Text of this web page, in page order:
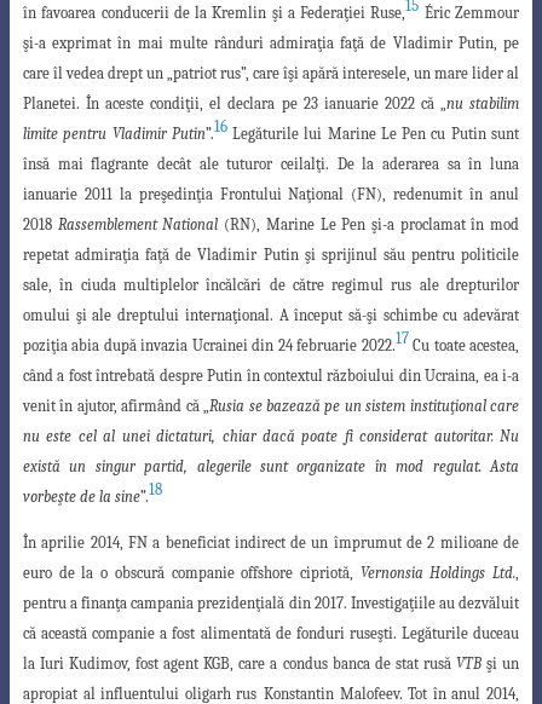
în favoarea conducerii de la Kremlin şi a Federaţiei Ruse,15 Éric Zemmour
şi-a exprimat în mai multe rânduri admiraţia faţă de Vladimir Putin, pe
care îl vedea drept un „patriot rus”, care îşi apără interesele, un mare lider al
Planetei.În aceste condiţii, el declara pe 23 ianuarie 2022 că „ nu stabilim
limite pentru Vladimir Putin”.16Legăturile lui Marine Le Pen cu Putin sunt
însă mai flagrante decât ale tuturor ceilalţi. De la aderarea sa în luna
ianuarie 2011 la preşedinţia Frontului Naţional (FN), redenumit în anul
2018 Rassemblement National (RN), Marine Le Pen şi-a proclamat în mod
repetat admiraţia faţă de Vladimir Putin şi sprijinul său pentru politicile
sale, în ciuda multiplelor încălcări de către regimul rus ale drepturilor
omului şi ale dreptului internaţional. A început să-şi schimbe cu adevărat
poziţia abia după invazia Ucraineidin 24 februarie 2022.17 Cu toate acestea,
când a fost întrebată despre Putin în contextul războiului din Ucraina, ea i-a
venit în ajutor, afirmând că „ Rusia se bazează pe un sistem instituţional care
nu este cel al unei dictaturi, chiar dacă poate fi considerat autoritar. Nu
există un singur partid, alegerile sunt organizate în mod regulat. Asta
vorbeşte de la sine”.18
În aprilie 2014, FN a beneficiat indirect de un împrumut de 2 milioane de
eurode la o obscură companie offshore cipriotă, Vernonsia Holdings Ltd.
pentru a finanţa campania prezidenţială din 2017. Investigaţiile au dezvăluit
că această companie afost alimentată de fonduri ruseşti. Legăturile duceau
la Iuri Kudimov, fost agent KGB ,care a condus banca de stat rusă VTBşi un
apropiat al influentului oligarh rus Konstantin Malofeev. Tot în anul 2014,